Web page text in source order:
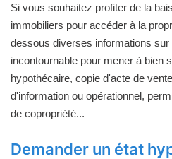
Si vous souhaitez profiter de la
immobiliers pour accéder à la
dessous diverses informations
incontournable pour mener à bien
hypothécaire, copie d'acte de
d'information ou opérationnel,
de copropriété...
Demander un état